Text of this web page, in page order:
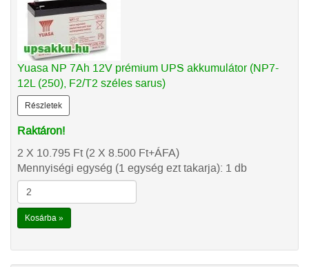
Yuasa NP 7Ah 12V prémium UPS akkumulátor (NP7-
12L (250), F2/T2 széles sarus)
Részletek
Raktáron!
2 X 10.795 Ft(2 X 8.500 Ft+ÁFA)
Mennyiségi egység (1 egység ezt takarja): 1 db
Kosárba »